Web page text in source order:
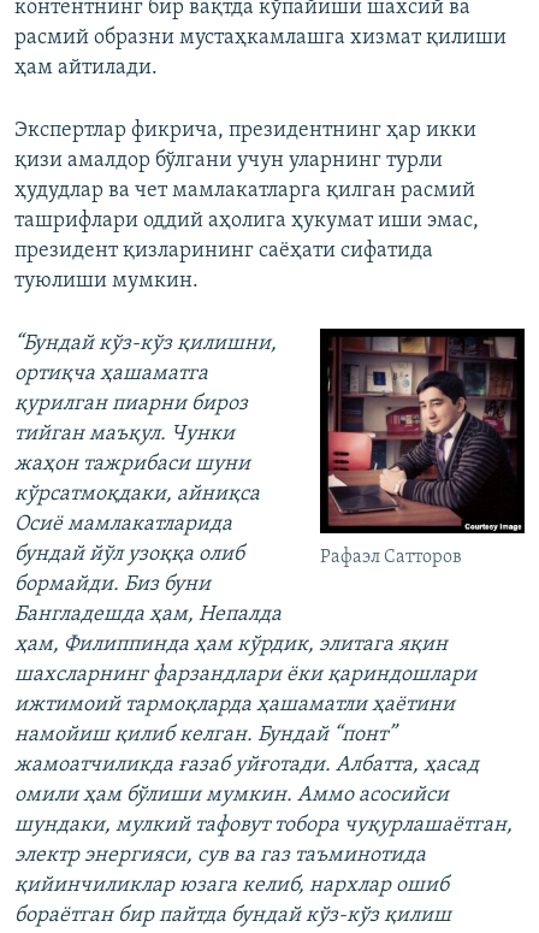
контентнинг бир вақтда кўпайиши шахсий ва
расмий образни мустаҳкамлашга хизмат қилиши
ҳам айтилади.
Экспертлар фикрича, президентнинг ҳар икки
қизи амалдор бўлгани учун уларнинг турли
ҳудудлар ва чет мамлакатларга қилган расмий
ташрифлари оддий аҳолига ҳукумат иши эмас,
президент қизларининг саёҳати сифатида
туюлиши мумкин.
Рафаэл Сатторов
“Бундай кўз-кўз қилишни,
ортиқча ҳашаматга
қурилган пиарни бироз
тийган маъқул. Чунки
жаҳон тажрибаси шуни
кўрсатмоқдаки, айниқса
Осиё мамлакатларида
бундай йўл узоққа олиб
бормайди. Биз буни
Бангладешда ҳам, Непалда
ҳам, Филиппинда ҳам кўрдик, элитага яқин
шахсларнинг фарзандлари ёки қариндошлари
ижтимоий тармоқларда ҳашаматли ҳаётини
намойиш қилиб келган. Бундай “понт”
жамоатчиликда ғазаб уйғотади. Албатта, ҳасад
омили ҳам бўлиши мумкин. Аммо асосийси
шундаки, мулкий тафовут тобора чуқурлашаётган,
электр энергияси, сув ва газ таъминотида
қийинчиликлар юзага келиб, нархлар ошиб
бораётган бир пайтда бундай кўз-кўз қилиш